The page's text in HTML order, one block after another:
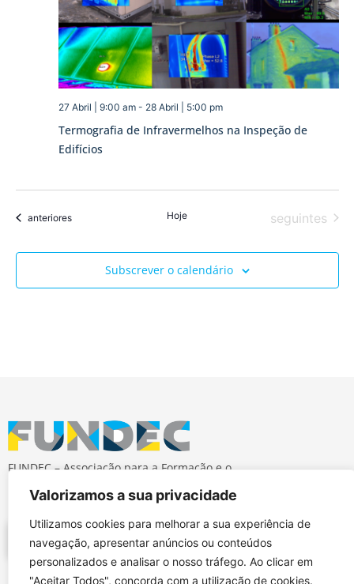
Valorizamos a sua privacidade
Utilizamos cookies para melhorar a sua experiência de
navegação, apresentar anúncios ou conteúdos
personalizados e analisar o nosso tráfego. Ao clicar em
"Aceitar Todos", concorda com a utilização de cookies.
Termografia de Infravermelhos na Inspeção de
Edifícios
27 Abril | 9:00 am- 28 Abril | 5:00 pm
Eventos
anteriores Hoje Eventos
seguintes
Subscrever o calendário
FUNDEC – Associação para a Formação e o